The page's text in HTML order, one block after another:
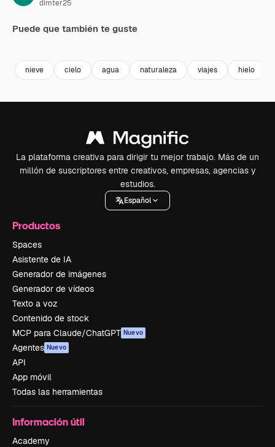
dimter25
Puede que también te guste
nieve cielo agua naturaleza viajes hielo
La plataforma creativa para dirigir tu mejor trabajo. Más de un
millón de suscriptores entre creativos, empresas, agencias y
estudios.
Español
Productos
Spaces
Asistente de IA
Generador de imágenes
Generador de vídeos
Texto a voz
Contenido de stock
MCP para Claude/ChatGPT Nuevo
Agentes Nuevo
API
App móvil
Todas las herramientas
Información útil
Academy